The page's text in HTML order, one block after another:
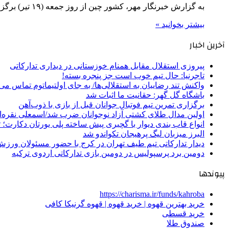
به گزارش خبرنگار مهر، کشور چین از روز جمعه (۱۹ تیر) برگزارکننده رقابت جهانی میان ۳۲ تیم والیبال نشسته است…
بیشتر بخوانید »
آخرین اخبار
پیروزی استقلال مقابل همنام خوزستانی در دیداری تدارکاتی
تاجرنیا: حال تیم خوب است جز پنجره بسته!
واکنش تند رضاییان به استقلالی‌ها/ به جای اولتیماتوم تماس
باشگاه گل گهر: حقانیت ما اثبات شد
برگزاری تمرین تیم فوتبال جوانان قبل از بازی با ذوب‌آهن
اولین مدال طلای کشتی آزاد نوجوانان ضرب شد/اسمعلی
انواع قاب بندی دیوار با گچبری پیش ساخته پلی یورتان
البرز میزبان لیگ پرهیجان تکواندو شد
دیدار تدارکاتی تیم طیف تهران در کرج با حضور مسئولان
دومین برد پرسپولیس در دومین بازی تدارکاتی اردوی ترکیه
پیوندها
https://charisma.ir/funds/kahroba
خرید بهترین قهوه | خرید قهوه | قهوه گرنیکا کافی
خرید قسطی
صندوق طلا